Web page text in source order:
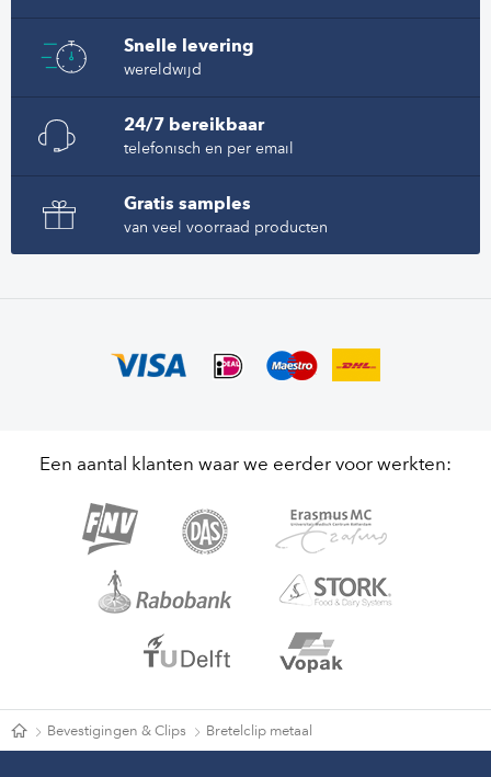
Snelle levering
wereldwijd
24/7 bereikbaar
telefonisch en per email
Gratis samples
van veel voorraad producten
Een aantal klanten waar we eerder voor werkten:
Bevestigingen & Clips Bretelclip metaal